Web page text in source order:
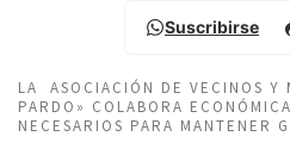
Suscribirse
LA ASOCIACIÓN DE VECINOS Y
PARDO» COLABORA
NECESARIOS PARA MANTENER